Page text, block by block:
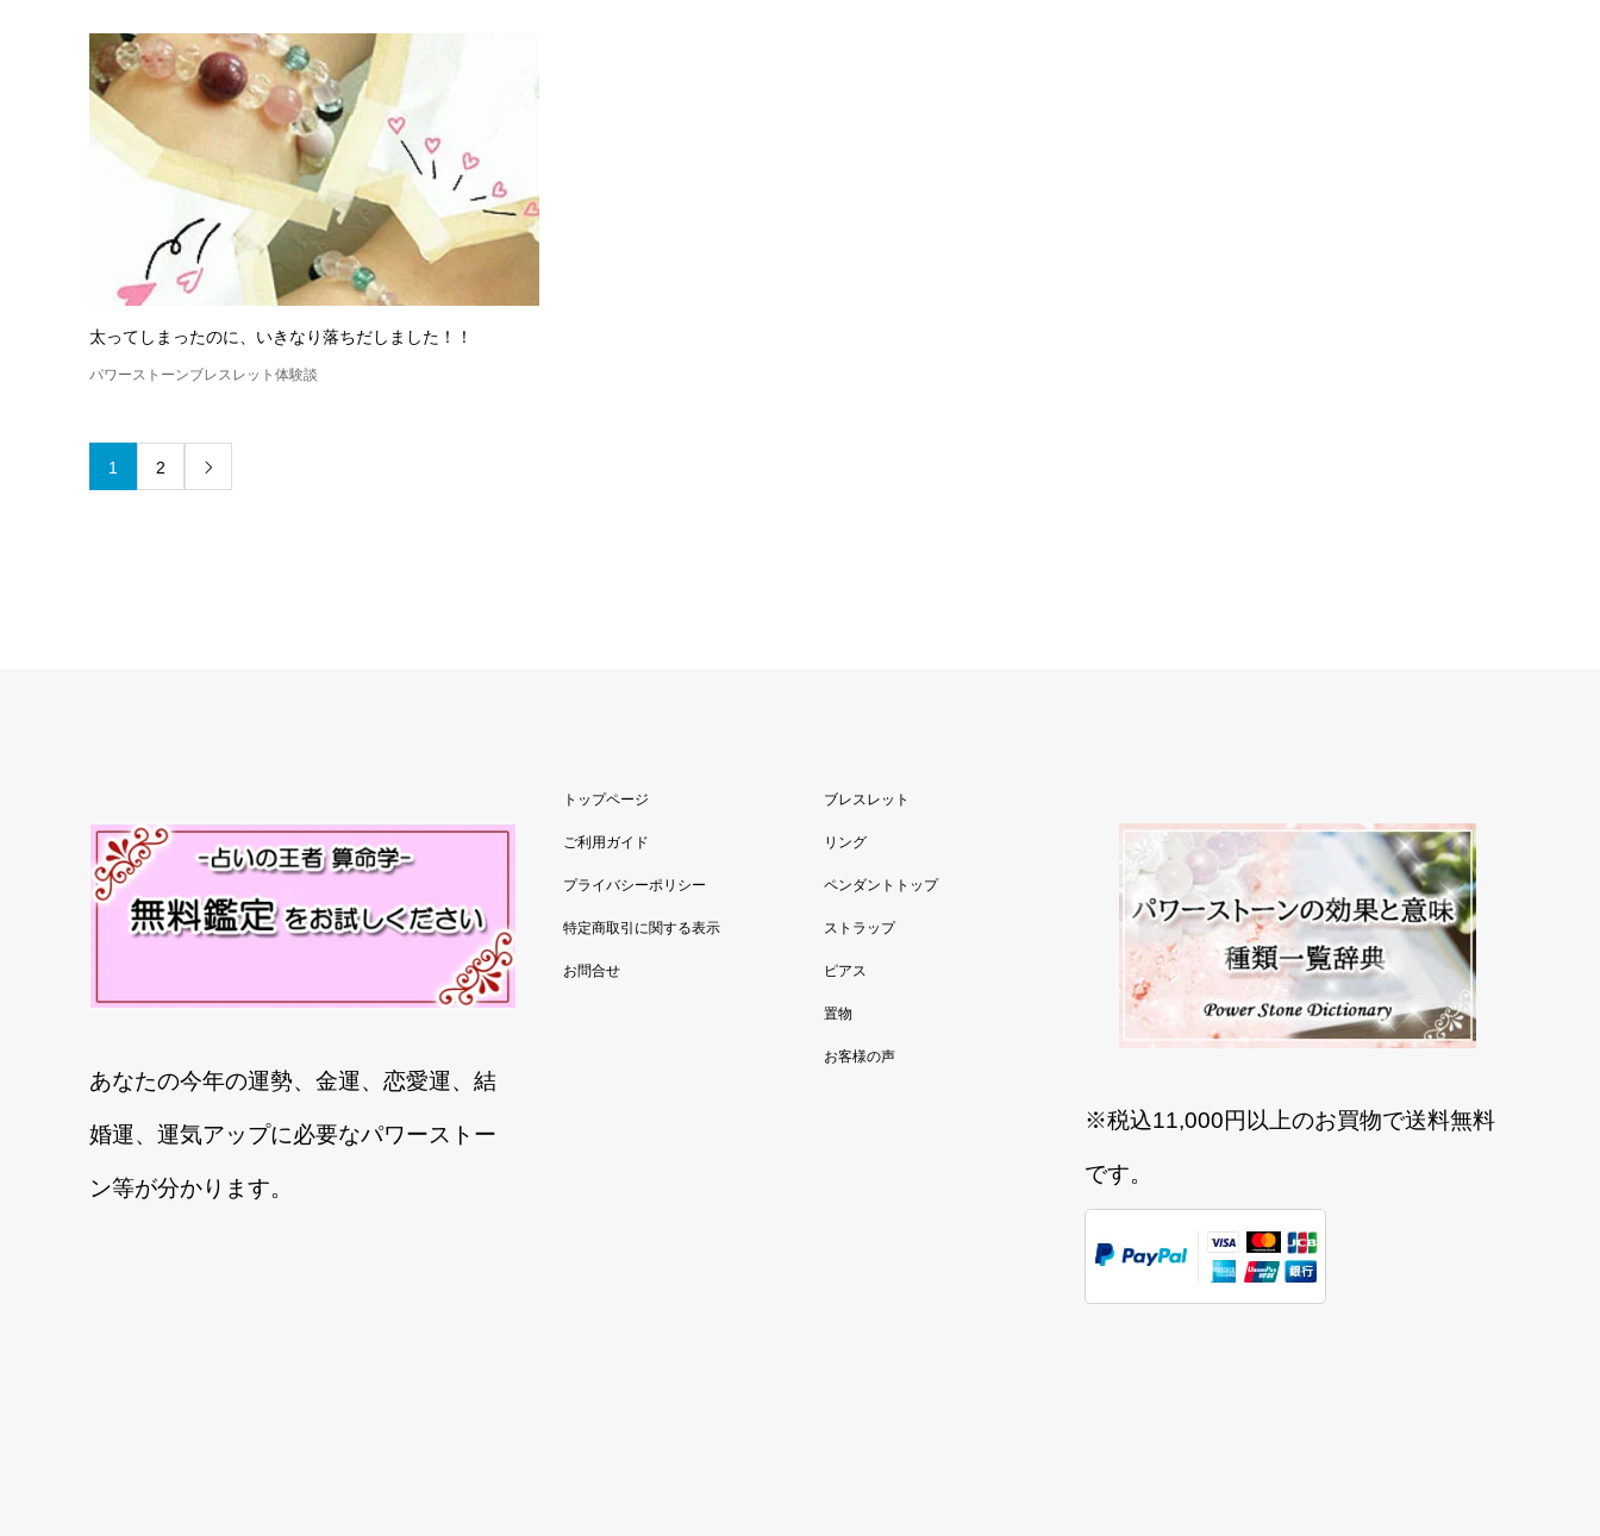
太ってしまったのに、いきなり落ちだしました！！
パワーストーンブレスレット体験談
1 2 
あなたの今年の運勢、金運、恋愛運、結
婚運、運気アップに必要なパワーストー
ン等が分かります。
トップページ
ご利用ガイド
プライバシーポリシー
特定商取引に関する表示
お問合せ
ブレスレット
リング
ペンダントトップ
ストラップ
ピアス
置物
お客様の声
※税込11,000円以上のお買物で送料無料
です。